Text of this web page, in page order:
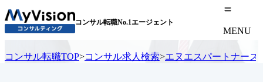
コンサル転職No.1エージェント
MENU
コンサル転職TOP>コンサル求人検索>エヌエスパートナーズ